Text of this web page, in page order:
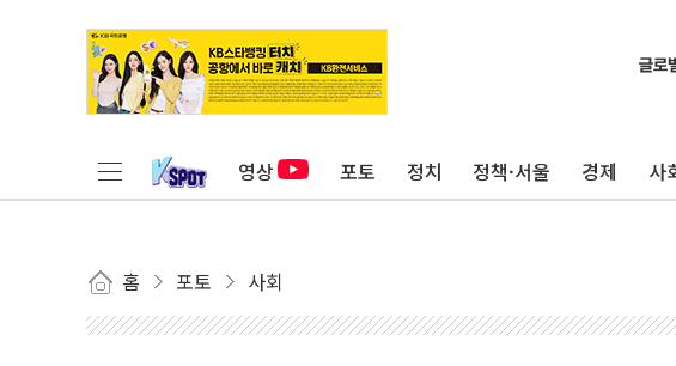
영상 포토 정치 정책·서울 경제 사
홈 포토 사회